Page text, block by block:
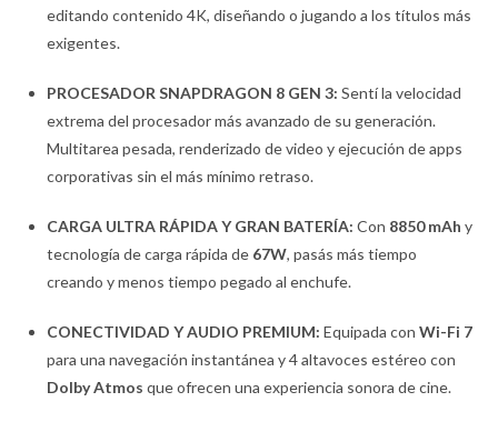
editando contenido 4K, diseñando o jugando a los títulos más
exigentes.
PROCESADOR SNAPDRAGON 8 GEN 3: Sentí la velocidad
extrema del procesador más avanzado de su generación.
Multitarea pesada, renderizado de video y ejecución de apps
corporativas sin el más mínimo retraso.
CARGA ULTRA RÁPIDA Y GRAN BATERÍA: Con 8850 mAh y
tecnología de carga rápida de 67W, pasás más tiempo
creando y menos tiempo pegado al enchufe.
CONECTIVIDAD Y AUDIO PREMIUM: Equipada conWi-Fi 7
para una navegación instantánea y 4 altavoces estéreo con
Dolby Atmos que ofrecen una experiencia sonora de cine.